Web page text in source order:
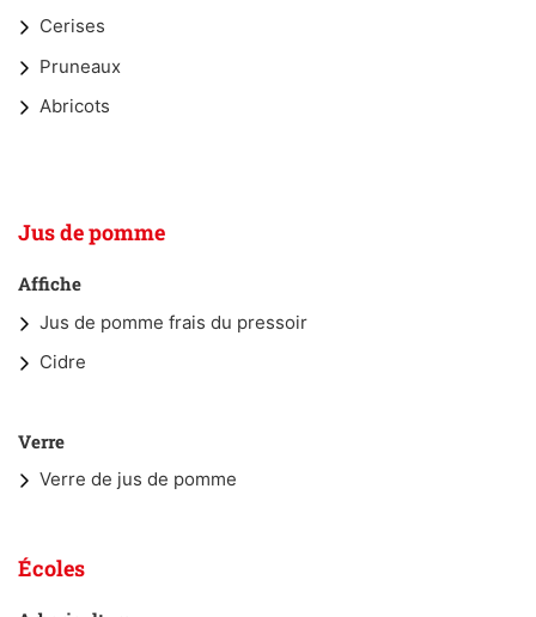
Cerises
Pruneaux
Abricots
Jus de pomme
Affiche
Jus de pomme frais du pressoir
Cidre
Verre
Verre de jus de pomme
Écoles